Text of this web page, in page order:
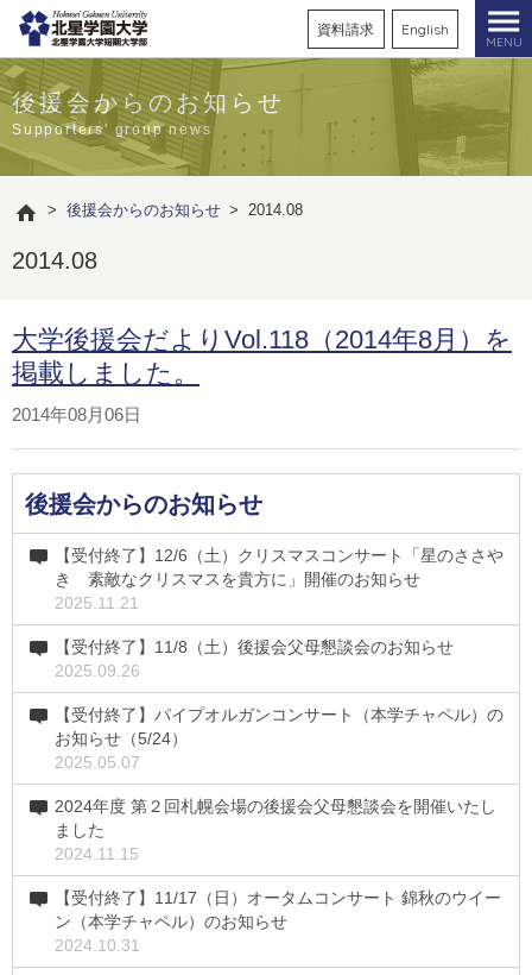
資料請求 English
MENU
後援会からのお知らせ
Supporters' group news
> 後援会からのお知らせ > 2014.08
2014.08
大学後援会だよりVol.118（2014年8月）を
掲載しました。
2014年08月06日
後援会からのお知らせ
【受付終了】12/6（土）クリスマスコンサート「星のささや
き 素敵なクリスマスを貴方に」開催のお知らせ
2025.11.21
【受付終了】11/8（土）後援会父母懇談会のお知らせ
2025.09.26
【受付終了】パイプオルガンコンサート（本学チャペル）の
お知らせ（5/24）
2025.05.07
2024年度 第２回札幌会場の後援会父母懇談会を開催いたし
ました
2024.11.15
【受付終了】11/17（日）オータムコンサート 錦秋のウイー
ン（本学チャペル）のお知らせ
2024.10.31